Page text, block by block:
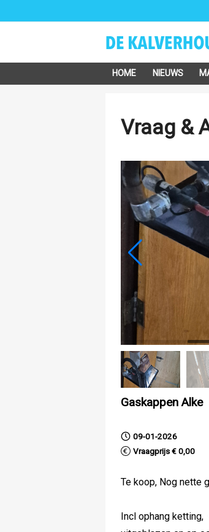
HOME NIEUWS
Vraag &
Gaskappen Alke
09-01-2026
Vraagprijs € 0,00
Te koop, Nog nette
Incl ophang ketting,